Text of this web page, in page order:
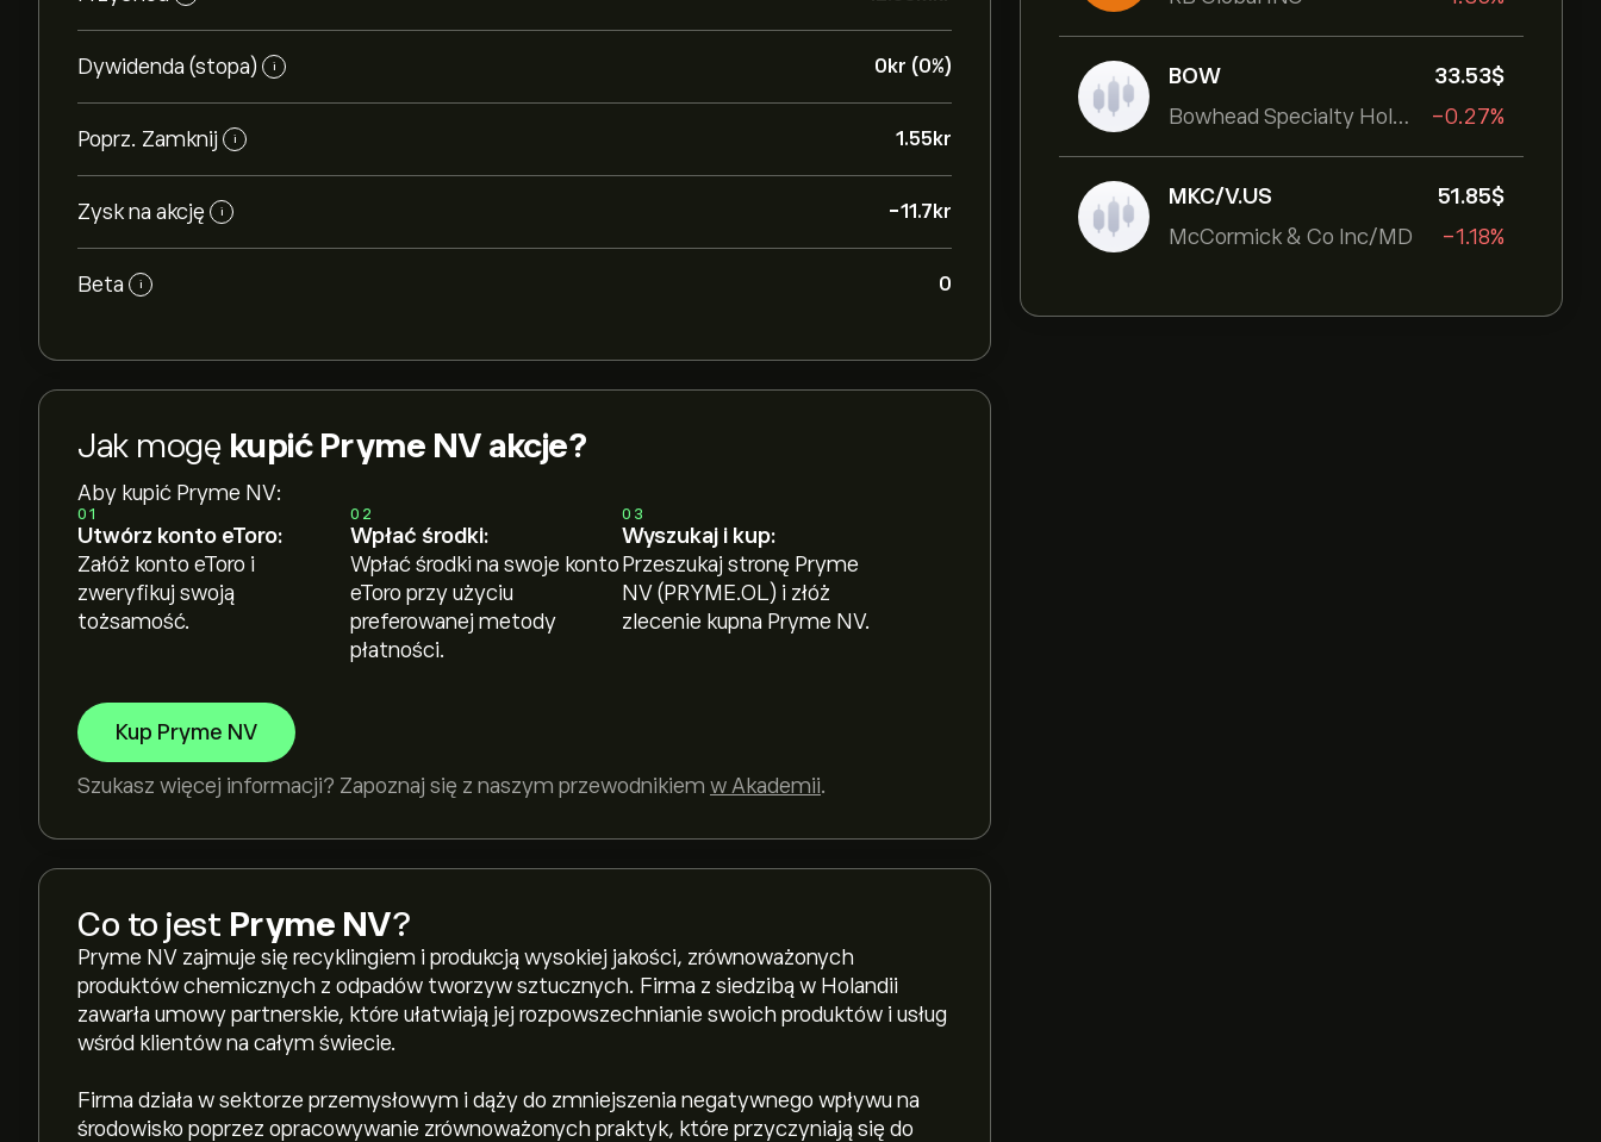
BOW
Bowhead Specialty Holdings Inc
33.53‎$‎
-0.27%
MKC/V.US
McCormick & Co Inc/MD
51.85‎$‎
-1.18%
Dywidenda (stopa) i 0‎kr‎ (0%)
Poprz. Zamknij i 1.55‎kr‎
Zysk na akcję i -11.7‎kr‎
Beta i 0
Jak mogę kupić Pryme NV akcje?
Aby kupić Pryme NV:
01
Utwórz konto eToro:
Załóż konto eToro i
zweryfikuj swoją
tożsamość.
02
Wpłać środki:
Wpłać środki na swoje konto
eToro przy użyciu
preferowanej metody
płatności.
03
Wyszukaj i kup:
Przeszukaj stronę Pryme
NV (PRYME.OL) i złóż
zlecenie kupna Pryme NV.
Kup Pryme NV
Szukasz więcej informacji? Zapoznaj się z naszym przewodnikiem w Akademii.
Co to jest Pryme NV?
Pryme NV zajmuje się recyklingiem i produkcją wysokiej jakości, zrównoważonych
produktów chemicznych z odpadów tworzyw sztucznych. Firma z siedzibą w Holandii
zawarła umowy partnerskie, które ułatwiają jej rozpowszechnianie swoich produktów i usług
wśród klientów na całym świecie.
Firma działa w sektorze przemysłowym i dąży do zmniejszenia negatywnego wpływu na
środowisko poprzez opracowywanie zrównoważonych praktyk, które przyczyniają się do